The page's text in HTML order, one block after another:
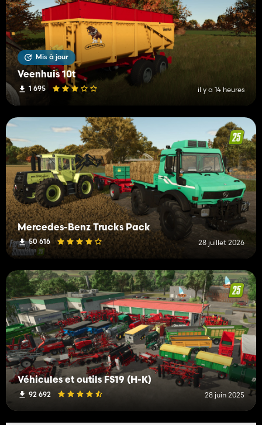
Mis à jour
Veenhuis 10t
1 695 il y a 14 heures
Mercedes-Benz Trucks Pack
50 616 28 juillet 2026
Véhicules et outils FS19 (H-K)
92 692 28 juin 2025